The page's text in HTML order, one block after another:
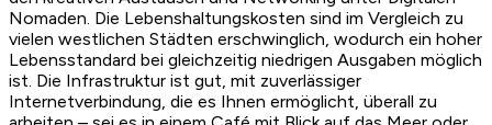
Nomaden. Die Lebenshaltungskosten sind im Vergleich zu
vielen westlichen Städten erschwinglich, wodurch ein hoher
Lebensstandard bei gleichzeitig niedrigen Ausgaben möglich
ist. Die Infrastruktur ist gut, mit zuverlässiger
Internetverbindung, die es Ihnen ermöglicht, überall zu